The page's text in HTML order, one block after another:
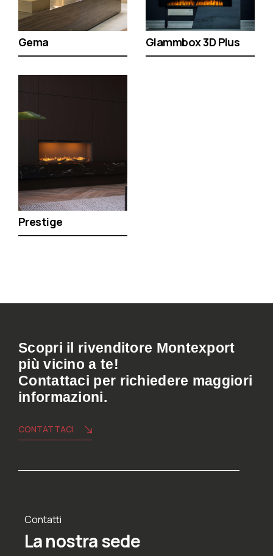
Gema Glammbox 3D Plus
Prestige
Scopri il rivenditore Montexport
più vicino a te!
Contattaci per richiedere maggiori
informazioni.
CONTATTACI
Contatti
La nostra sede